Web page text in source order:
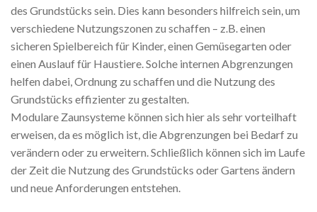
des Grundstücks sein. Dies kann besonders hilfreich sein, um
verschiedene Nutzungszonen zu schaffen – z.B. einen
sicheren Spielbereich für Kinder, einen Gemüsegarten oder
einen Auslauf für Haustiere. Solche internen Abgrenzungen
helfen dabei, Ordnung zu schaffen und die Nutzung des
Grundstücks effizienter zu gestalten.
Modulare Zaunsysteme können sich hier als sehr vorteilhaft
erweisen, da es möglich ist, die Abgrenzungen bei Bedarf zu
verändern oder zu erweitern. Schließlich können sich im Laufe
der Zeit die Nutzung des Grundstücks oder Gartens ändern
und neue Anforderungen entstehen.